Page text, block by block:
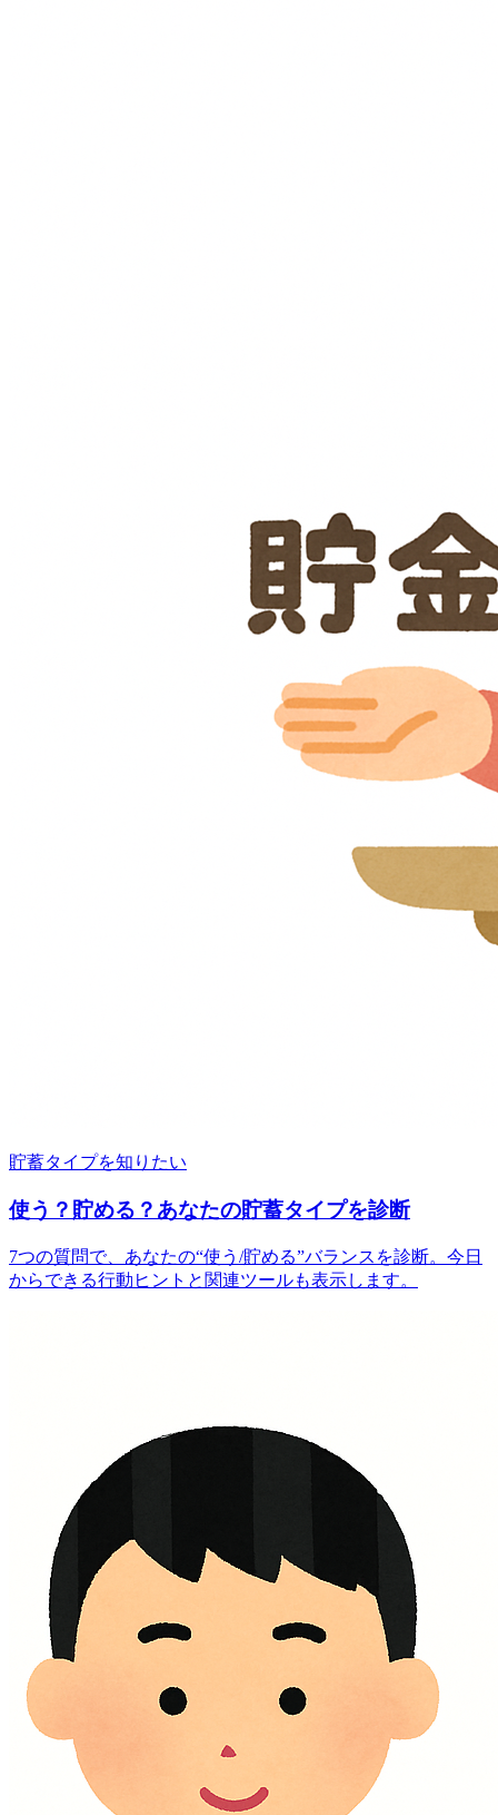
貯蓄タイプを知りたい
使う？貯める？あなたの貯蓄タイプを診断
7つの質問で、あなたの“使う/貯める”バランスを診断。今日
からできる行動ヒントと関連ツールも表示します。